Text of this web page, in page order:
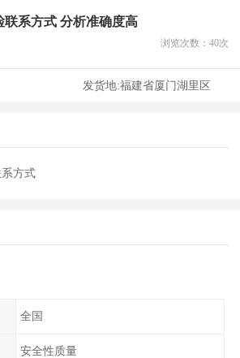
联系方式 分析准确度高
浏览次数： 40次
发货地:福建省厦门湖里区
方式
全国
安全性质量